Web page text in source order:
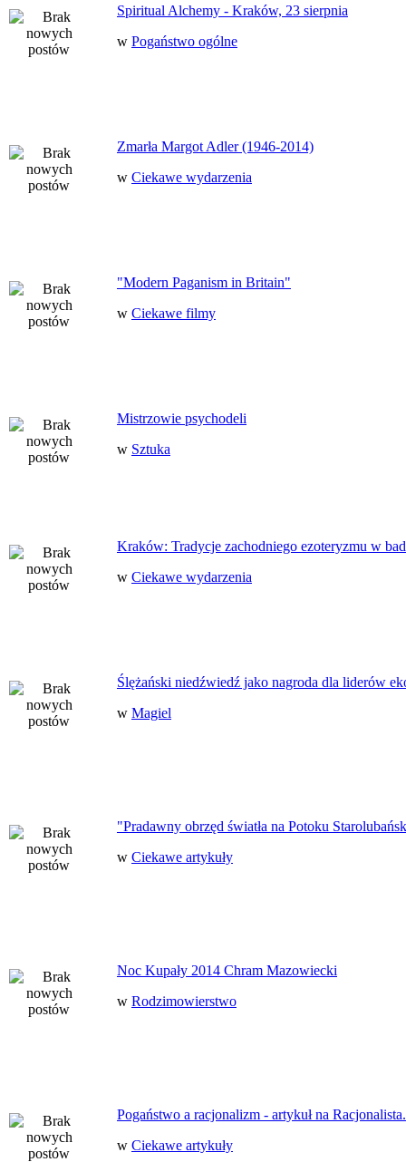
Spiritual Alchemy - Kraków, 23 sierpnia
w Pogaństwo ogólne
Zmarła Margot Adler (1946-2014)
w Ciekawe wydarzenia
"Modern Paganism in Britain"
w Ciekawe filmy
Mistrzowie psychodeli
w Sztuka
Kraków: Tradycje zachodniego ezoteryzmu w
w Ciekawe wydarzenia
Ślężański niedźwiedź jako nagroda dla liderów
w Magiel
"Pradawny obrzęd światła na Potoku
w Ciekawe artykuły
Noc Kupały 2014 Chram Mazowiecki
w Rodzimowierstwo
Pogaństwo a racjonalizm - artykuł na
w Ciekawe artykuły